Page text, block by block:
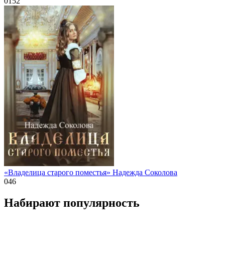
«Владелица старого поместья» Надежда Соколова
046
Набирают популярность